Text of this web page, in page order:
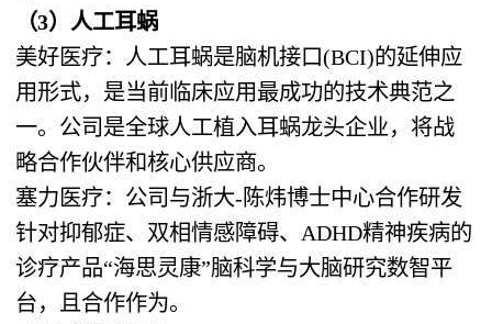
（3）人工耳蜗
美好医疗：人工耳蜗是脑机接口(BCI)的延伸应
用形式，是当前临床应用最成功的技术典范之
一。公司是全球人工植入耳蜗龙头企业，将战
略合作伙伴和核心供应商。
塞力医疗：公司与浙大-陈炜博士中心合作研发
针对抑郁症、双相情感障碍、ADHD精神疾病的
诊疗产品“海思灵康”脑科学与大脑研究数智平
台，且合作作为。